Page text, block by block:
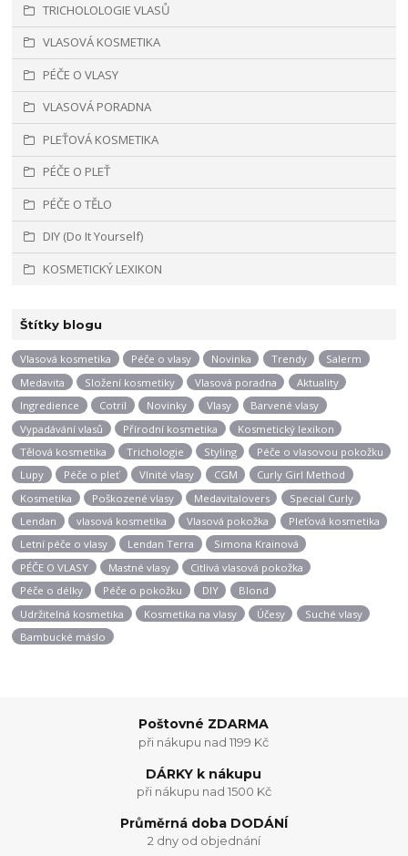
TRICHOLOLOGIE VLASŮ
VLASOVÁ KOSMETIKA
PÉČE O VLASY
VLASOVÁ PORADNA
PLEŤOVÁ KOSMETIKA
PÉČE O PLEŤ
PÉČE O TĚLO
DIY (Do It Yourself)
KOSMETICKÝ LEXIKON
Štítky blogu
Vlasová kosmetika Péče o vlasy Novinka Trendy
Salerm
Medavita
Složení kosmetiky Vlasová poradna
Aktuality
Ingredience
Cotril Novinky Vlasy
Barvené vlasy
Vypadávání vlasů
Přírodní kosmetika
Kosmetický lexikon
Tělová kosmetika
Trichologie Styling
Péče o vlasovou pokožku
Lupy
Péče o pleť Vlnité vlasy CGM
Curly Girl Method
Kosmetika
Poškozené vlasy Medavitalovers
Special Curly
Lendan
vlasová kosmetika Vlasová pokožka
Pleťová kosmetika
Letní péče o vlasy
Lendan Terra
Simona Krainová
PÉČE O VLASY
Mastné vlasy
Citlivá vlasová pokožka
Péče o délky
Péče o pokožku DIY
Blond
Udržitelná kosmetika
Kosmetika na vlasy Účesy
Suché vlasy
Bambucké máslo
Poštovné ZDARMA
při nákupu nad 1199 Kč
DÁRKY k nákupu
při nákupu nad 1500 Kč
Průměrná doba DODÁNÍ
2 dny od objednání